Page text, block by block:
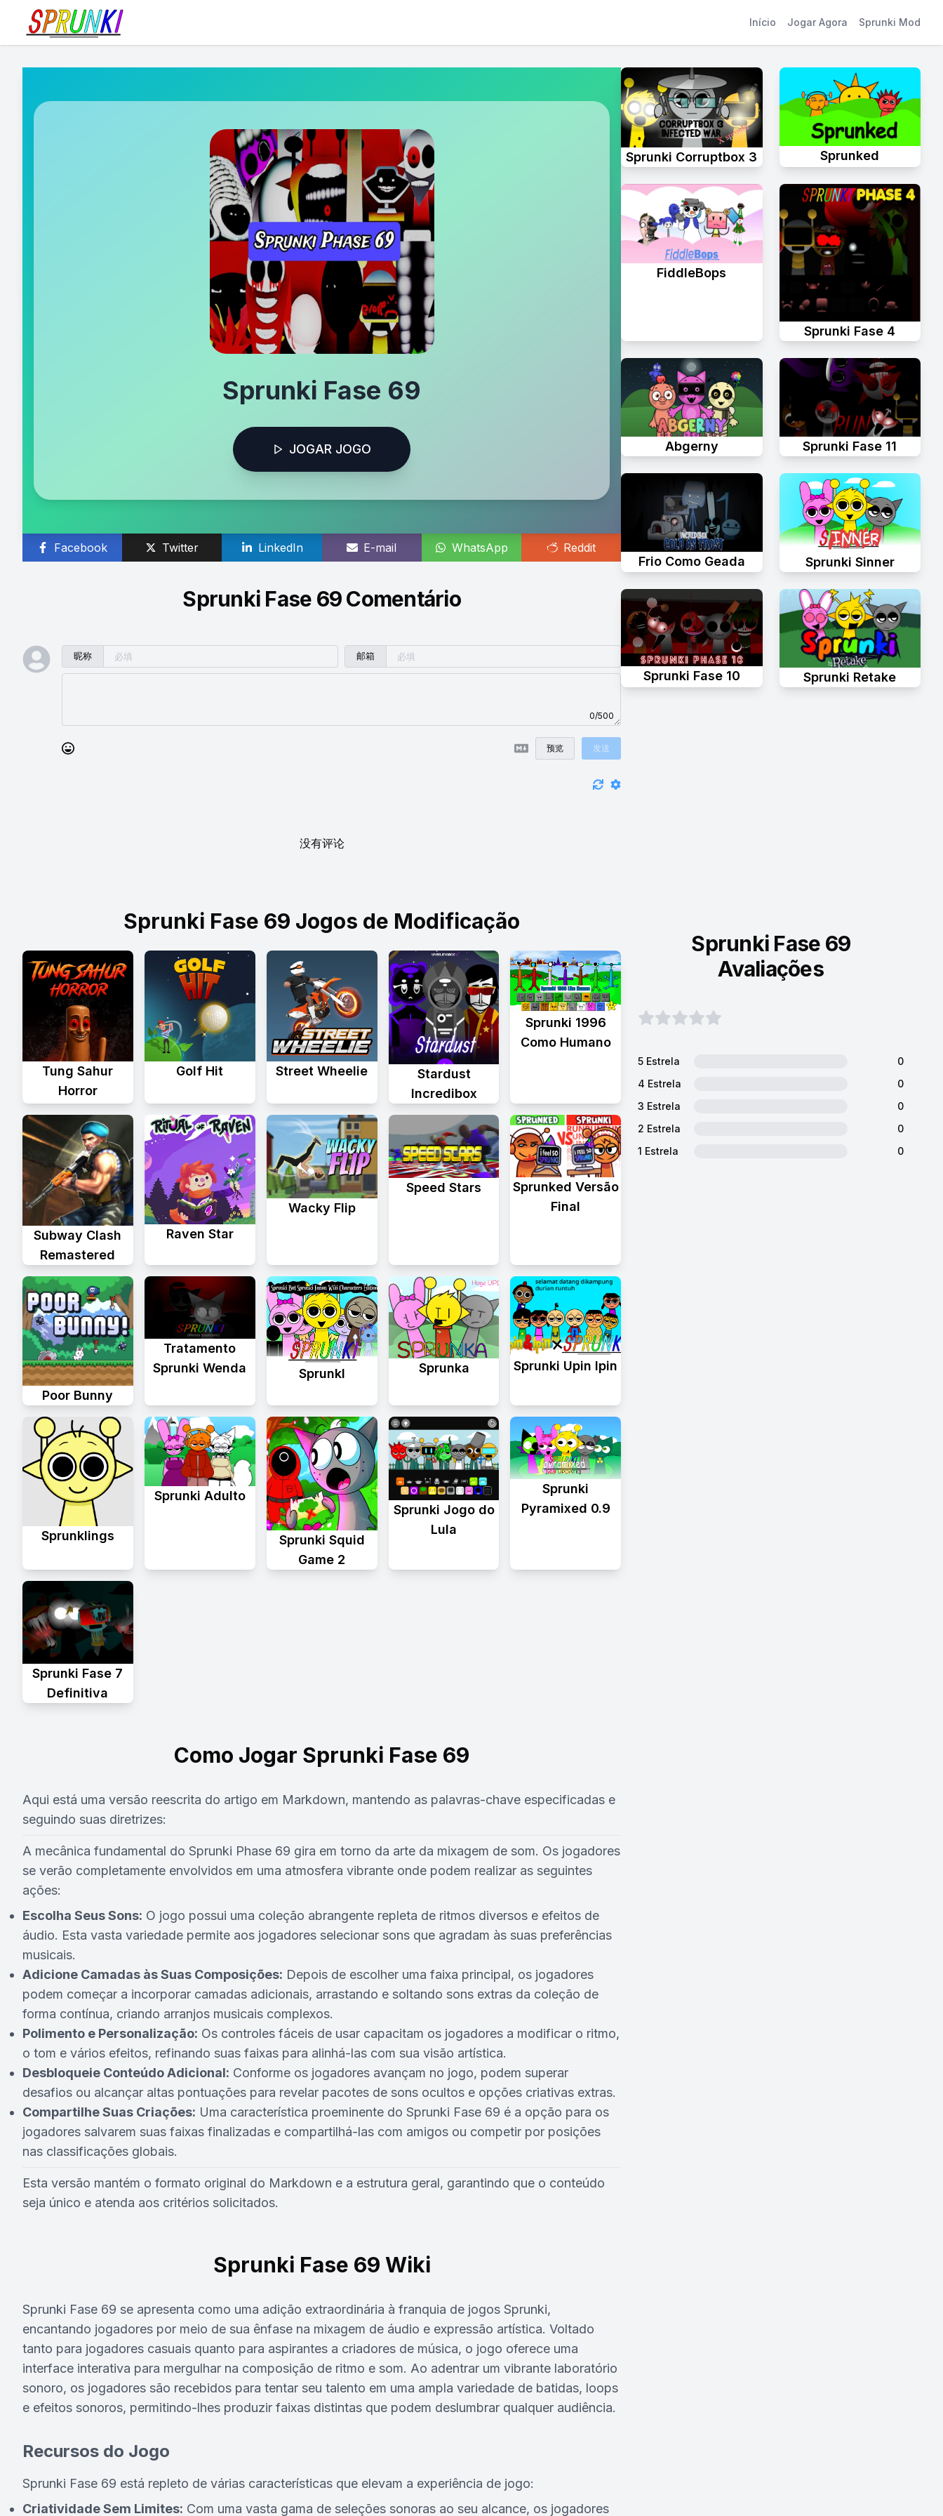
Início Jogar Agora Sprunki Mod
Sprunki Fase 69
JOGAR JOGO
Facebook Twitter LinkedIn E-mail WhatsApp Reddit
Sprunki Fase 69 Comentário
昵称 邮箱
0/500
预览 发送
没有评论
Sprunki Corruptbox 3 Sprunked
FiddleBops
Sprunki Fase 4
Abgerny Sprunki Fase 11
Frio Como Geada Sprunki Sinner
Sprunki Fase 10 Sprunki Retake
Sprunki Fase 69 Jogos de Modificação
Tung Sahur
Horror
Golf Hit Street Wheelie
Stardust
Incredibox
Sprunki 1996
Como Humano
Subway Clash
Remastered
Raven Star
Wacky Flip
Speed Stars
Sprunked Versão
Final
Poor Bunny
Tratamento
Sprunki Wenda
Sprunkl Sprunka Sprunki Upin Ipin
Sprunklings
Sprunki Adulto
Sprunki Squid
Game 2
Sprunki Jogo do
Lula
Sprunki
Pyramixed 0.9
Sprunki Fase 7
Definitiva
Como Jogar Sprunki Fase 69
Aqui está uma versão reescrita do artigo em Markdown, mantendo as palavras-chave especificadas e
seguindo suas diretrizes:
A mecânica fundamental do Sprunki Phase 69 gira em torno da arte da mixagem de som. Os jogadores
se verão completamente envolvidos em uma atmosfera vibrante onde podem realizar as seguintes
ações:
Escolha Seus Sons: O jogo possui uma coleção abrangente repleta de ritmos diversos e efeitos de
áudio. Esta vasta variedade permite aos jogadores selecionar sons que agradam às suas preferências
musicais.
Adicione Camadas às Suas Composições: Depois de escolher uma faixa principal, os jogadores
podem começar a incorporar camadas adicionais, arrastando e soltando sons extras da coleção de
forma contínua, criando arranjos musicais complexos.
Polimento e Personalização: Os controles fáceis de usar capacitam os jogadores a modificar o ritmo,
o tom e vários efeitos, refinando suas faixas para alinhá-las com sua visão artística.
Desbloqueie Conteúdo Adicional: Conforme os jogadores avançam no jogo, podem superar
desafios ou alcançar altas pontuações para revelar pacotes de sons ocultos e opções criativas extras.
Compartilhe Suas Criações: Uma característica proeminente do Sprunki Fase 69 é a opção para os
jogadores salvarem suas faixas finalizadas e compartilhá-las com amigos ou competir por posições
nas classificações globais.
Esta versão mantém o formato original do Markdown e a estrutura geral, garantindo que o conteúdo
seja único e atenda aos critérios solicitados.
Sprunki Fase 69 Wiki
Sprunki Fase 69 se apresenta como uma adição extraordinária à franquia de jogos Sprunki,
encantando jogadores por meio de sua ênfase na mixagem de áudio e expressão artística. Voltado
tanto para jogadores casuais quanto para aspirantes a criadores de música, o jogo oferece uma
interface interativa para mergulhar na composição de ritmo e som. Ao adentrar um vibrante laboratório
sonoro, os jogadores são recebidos para tentar seu talento em uma ampla variedade de batidas, loops
e efeitos sonoros, permitindo-lhes produzir faixas distintas que podem deslumbrar qualquer audiência.
Recursos do Jogo
Sprunki Fase 69 está repleto de várias características que elevam a experiência de jogo:
Criatividade Sem Limites: Com uma vasta gama de seleções sonoras ao seu alcance, os jogadores
Sprunki Fase 69
Avaliações
5 Estrela
0
4 Estrela
0
3 Estrela
0
2 Estrela
0
1 Estrela
0